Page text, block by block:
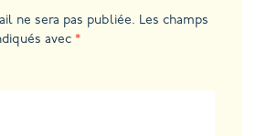
ne sera pas publiée. Les champs
avec *